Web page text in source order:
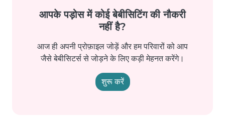
आपके पड़ोस में कोई बेबीसिटिंग की नौकरी
नहीं है?
आज ही अपनी प्रोफ़ाइल जोड़ें और हम परिवारों को आप
जैसे बेबीसिटर्स से जोड़ने के लिए कड़ी मेहनत करेंगे।
शुरू करें